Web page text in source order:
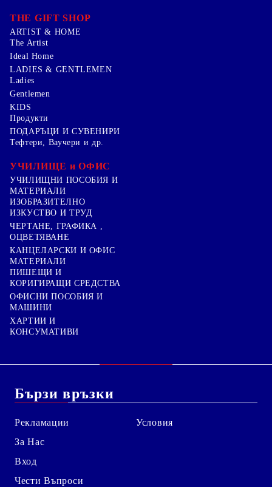
THE GIFT SHOP
ARTIST & HOME
The Artist
Ideal Home
LADIES & GENTLEMEN
Ladies
Gentlemen
KIDS
Продукти
ПОДАРЪЦИ И СУВЕНИРИ
Тефтери, Ваучери и др.
УЧИЛИЩЕ и ОФИС
УЧИЛИЩНИ ПОСОБИЯ И
МАТЕРИАЛИ
ИЗОБРАЗИТЕЛНО
ИЗКУСТВО И ТРУД
ЧЕРТАНЕ, ГРАФИКА ,
ОЦВЕТЯВАНЕ
КАНЦЕЛАРСКИ И ОФИС
МАТЕРИАЛИ
ПИШЕЩИ И
КОРИГИРАЩИ СРЕДСТВА
ОФИСНИ ПОСОБИЯ И
МАШИНИ
ХАРТИИ И
КОНСУМАТИВИ
Бързи връзки
Рекламации
За Нас
Вход
Чести Въпроси
Условия